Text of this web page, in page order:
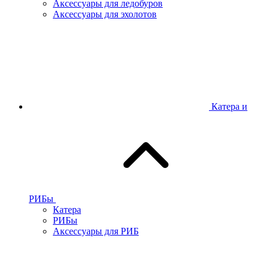
Аксессуары для ледобуров
Аксессуары для эхолотов
Катера и
РИБы
Катера
РИБы
Аксессуары для РИБ